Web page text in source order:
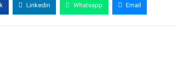
Linkedin Whatsapp Email